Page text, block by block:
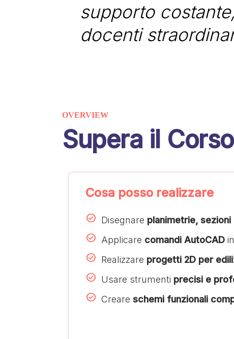
supporto costante,
docenti
OVERVIEW
Supera il
Cosa posso realizzare
Disegnare planimetrie,
Applicare comandi AutoCAD
Realizzare progetti 2D per
Usare strumenti precisi e
Creare schemi funzionali